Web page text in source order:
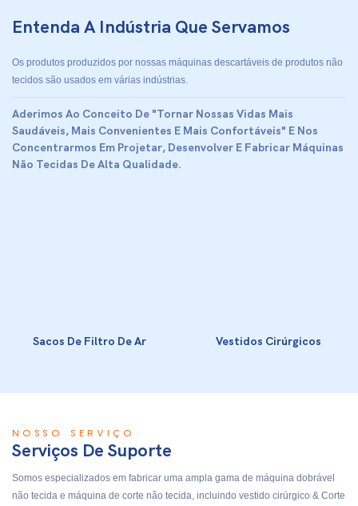
Entenda A Indústria Que Servamos
Os produtos produzidos por nossas máquinas descartáveis de produtos não
tecidos são usados em várias indústrias.
Aderimos Ao Conceito De "tornar Nossas Vidas Mais
Saudáveis, Mais Convenientes E Mais Confortáveis" E Nos
Concentrarmos Em Projetar, Desenvolver E Fabricar Máquinas
Não Tecidas De Alta Qualidade.
Sacos De Filtro De Ar Vestidos Cirúrgicos
NOSSO SERVIÇO
Serviços De Suporte
Somos especializados em fabricar uma ampla gama de máquina dobrável
não tecida e máquina de corte não tecida, incluindo vestido cirúrgico & Corte